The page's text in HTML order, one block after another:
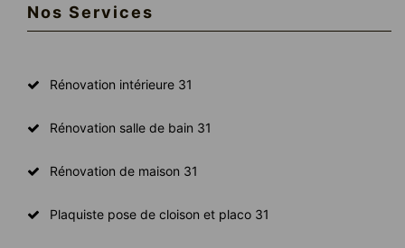
Nos Services
Rénovation intérieure 31
Rénovation salle de bain 31
Rénovation de maison 31
Plaquiste pose de cloison et placo 31